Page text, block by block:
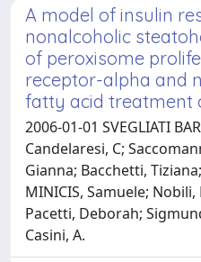
A model of insulin
nonalcoholic
of peroxisome
receptor-alpha and
fatty acid treatment
2006-01-01 SVEGLIATI
Candelaresi, C;
Gianna; Bacchetti,
MINICIS, Samuele;
Pacetti, Deborah;
Casini, A.